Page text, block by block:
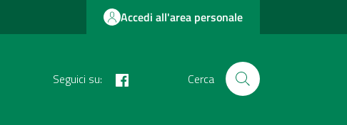
Accedi all'area personale
Seguici su: Cerca